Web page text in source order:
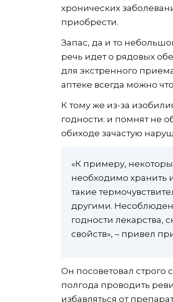
хронических
приобрести.
Запас, да и то
речь идет о рядовых
для экстренного
аптеке всегда можно
К тому же из-за
годности: и помнят не
обиходе зачастую
«К примеру,
необходимо хранить
такие
другими.
годности лекарства,
свойств», – привел
Он посоветовал строго
полгода проводить
избавляться от